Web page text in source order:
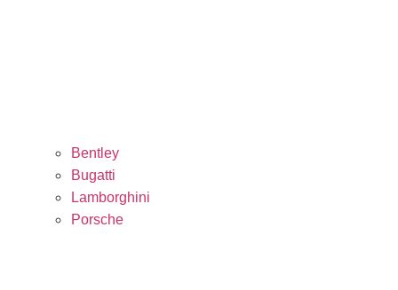
Bentley
Bugatti
Lamborghini
Porsche